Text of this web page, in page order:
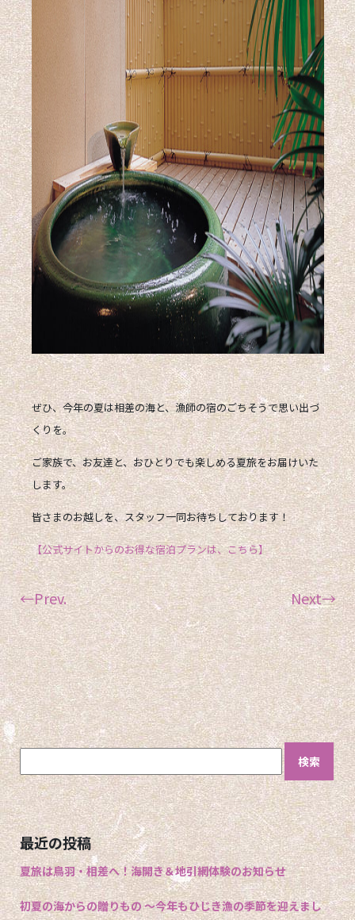
ぜひ、今年の夏は相差の海と、漁師の宿のごちそうで思い出づ
くりを。
ご家族で、お友達と、おひとりでも楽しめる夏旅をお届けいた
します。
皆さまのお越しを、スタッフ一同お待ちしております！
【公式サイトからのお得な宿泊プランは、こちら】
←Prev. Next→
検
索:
最近の投稿
夏旅は鳥羽・相差へ！海開き＆地引網体験のお知らせ
初夏の海からの贈りもの 〜今年もひじき漁の季節を迎えまし